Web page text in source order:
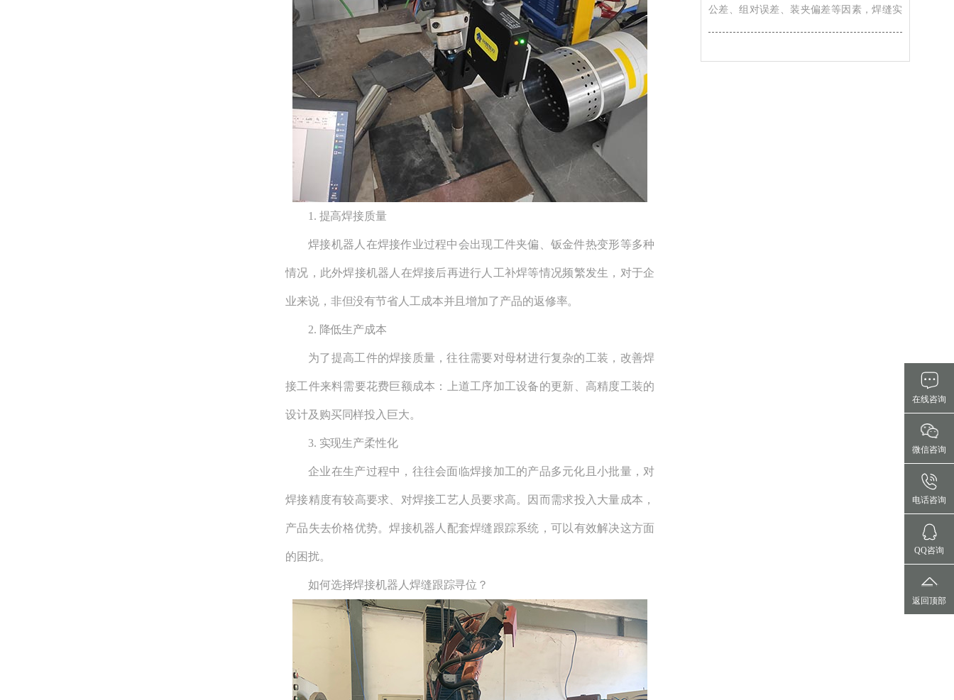
1. 提高焊接质量
焊接机器人在焊接作业过程中会出现工件夹偏、钣金件热变形等多种
情况，此外焊接机器人在焊接后再进行人工补焊等情况频繁发生，对于企
业来说，非但没有节省人工成本并且增加了产品的返修率。
2. 降低生产成本
为了提高工件的焊接质量，往往需要对母材进行复杂的工装，改善焊
接工件来料需要花费巨额成本：上道工序加工设备的更新、高精度工装的
设计及购买同样投入巨大。
3. 实现生产柔性化
企业在生产过程中，往往会面临焊接加工的产品多元化且小批量，对
焊接精度有较高要求、对焊接工艺人员要求高。因而需求投入大量成本，
产品失去价格优势。焊接机器人配套焊缝跟踪系统，可以有效解决这方面
的困扰。
如何选择焊接机器人焊缝跟踪寻位？
公差、组对误差、装夹偏差等因素，焊缝实
在线咨询
微信咨询
电话咨询
QQ咨询
返回顶部